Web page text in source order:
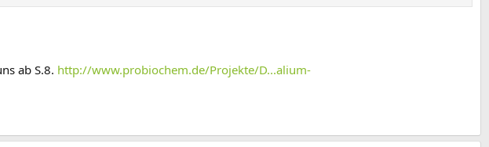
ab S.8. http://www.probiochem.de/Projekte/D...alium-